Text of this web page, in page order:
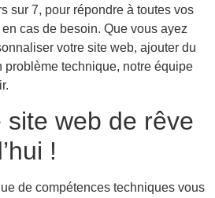
sur 7, pour répondre à toutes vos
cas de besoin. Que vous ayez
votre site web, ajouter du
problème technique, notre équipe
site web de rêve
!
de compétences techniques vous